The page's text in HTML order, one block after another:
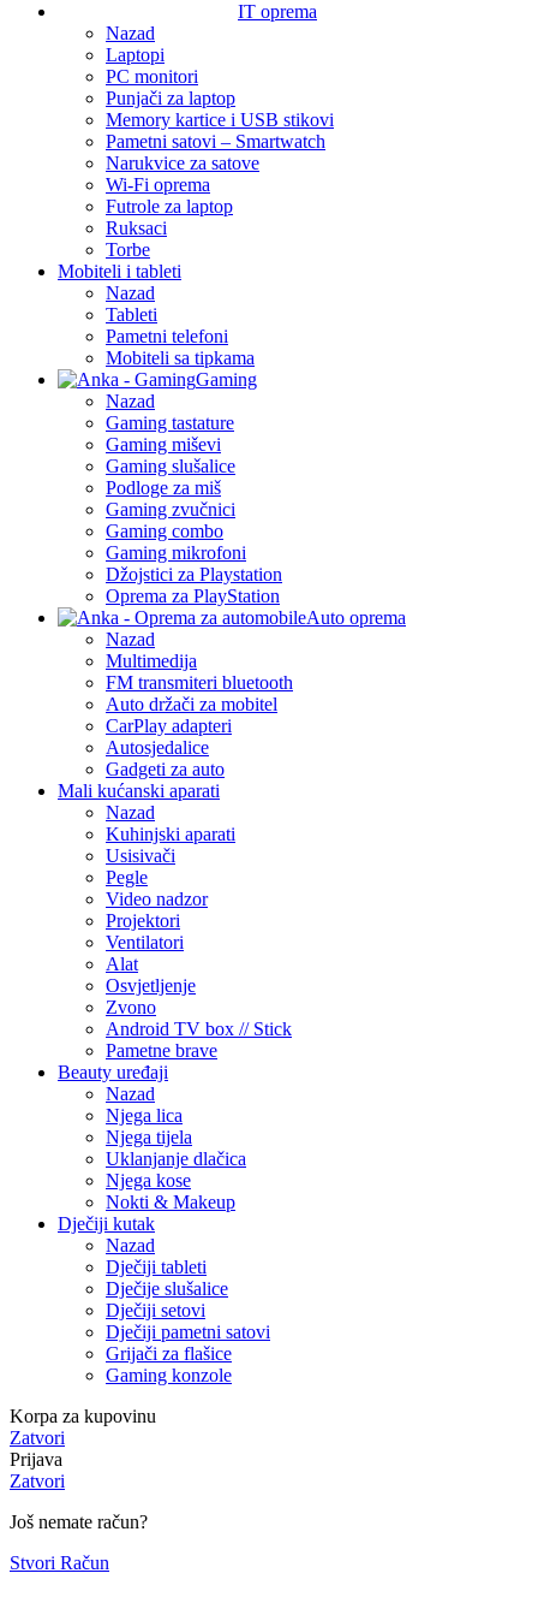
IT oprema
Nazad
Laptopi
PC monitori
Punjači za laptop
Memory kartice i USB stikovi
Pametni satovi – Smartwatch
Narukvice za satove
Wi-Fi oprema
Futrole za laptop
Ruksaci
Torbe
Mobiteli i tableti
Nazad
Tableti
Pametni telefoni
Mobiteli sa tipkama
Gaming
Nazad
Gaming tastature
Gaming miševi
Gaming slušalice
Podloge za miš
Gaming zvučnici
Gaming combo
Gaming mikrofoni
Džojstici za Playstation
Oprema za PlayStation
Auto oprema
Nazad
Multimedija
FM transmiteri bluetooth
Auto držači za mobitel
CarPlay adapteri
Autosjedalice
Gadgeti za auto
Mali kućanski aparati
Nazad
Kuhinjski aparati
Usisivači
Pegle
Video nadzor
Projektori
Ventilatori
Alat
Osvjetljenje
Zvono
Android TV box // Stick
Pametne brave
Beauty uređaji
Nazad
Njega lica
Njega tijela
Uklanjanje dlačica
Njega kose
Nokti & Makeup
Dječiji kutak
Nazad
Dječiji tableti
Dječije slušalice
Dječiji setovi
Dječiji pametni satovi
Grijači za flašice
Gaming konzole
Korpa za kupovinu
Zatvori
Prijava
Zatvori
Još nemate račun?
Stvori Račun